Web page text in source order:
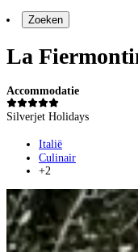
Zoeken
La
Accommodatie
Silverjet Holidays
Italië
Culinair
+2